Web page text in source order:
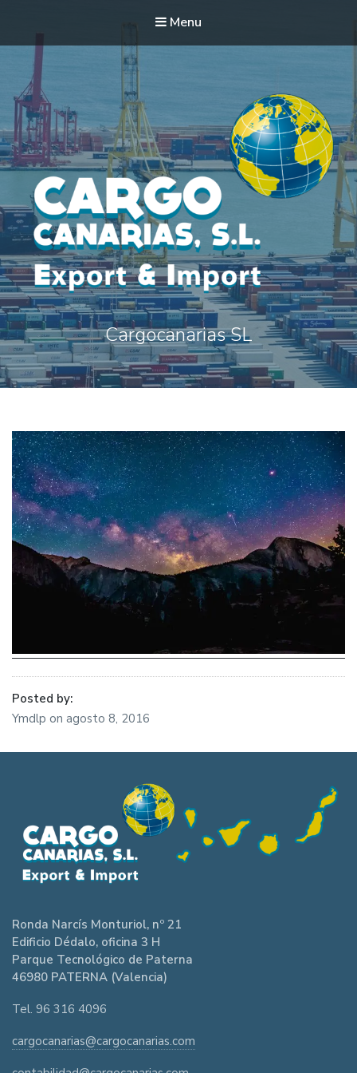
Menu
Cargocanarias SL
Posted by:
Ymdlp on agosto 8, 2016
Ronda Narcís Monturiol, nº 21
Edificio Dédalo, oficina 3 H
Parque Tecnológico de Paterna
46980 PATERNA (Valencia)
Tel. 96 316 4096
cargocanarias@cargocanarias.com